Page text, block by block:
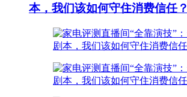
本，我们该如何守住消费信任？